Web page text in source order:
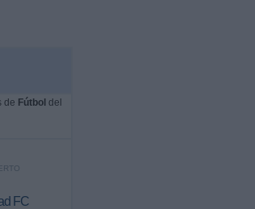
de Fútbol del
FC